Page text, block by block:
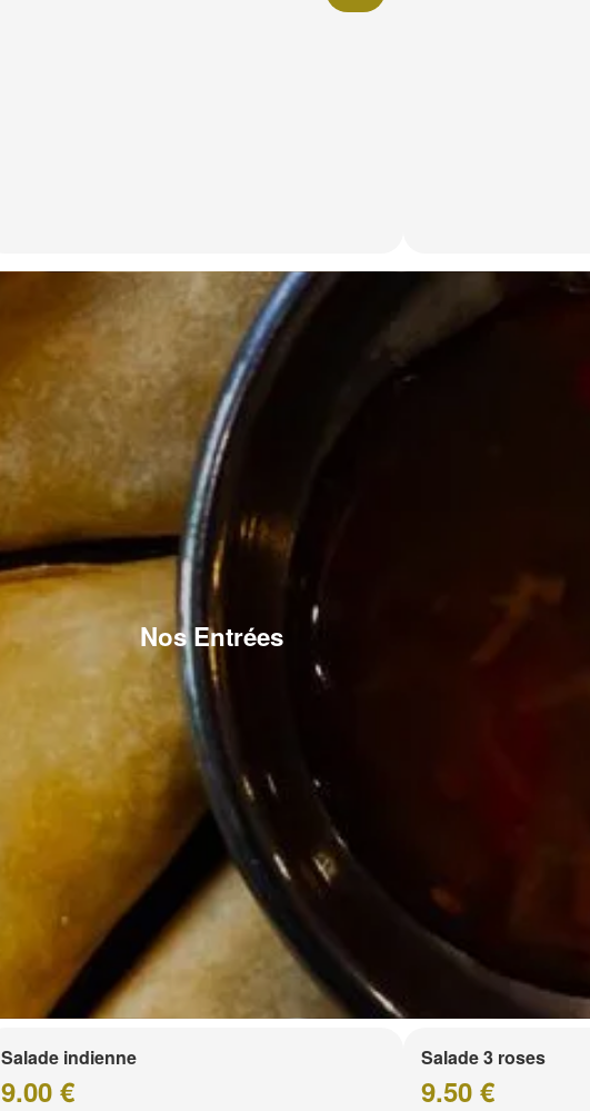
Nos Entrées
Salade indienne
9.00 €
Salade 3 roses
9.50 €